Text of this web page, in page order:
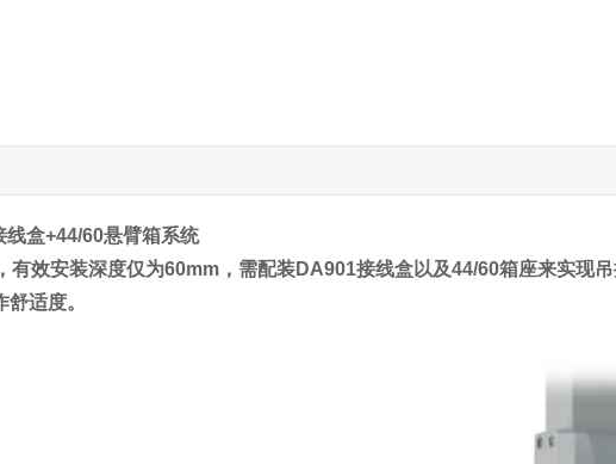
线盒+44/60悬臂箱系统
有效安装深度仅为60mm，需配装DA901接线盒以及44/60箱座来实现
适度。